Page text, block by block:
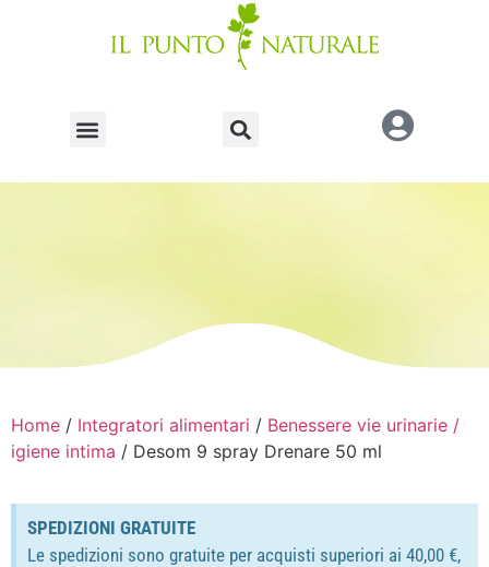
Home / Integratori alimentari / Benessere vie urinarie /
igiene intima / Desom 9 spray Drenare 50 ml
SPEDIZIONI GRATUITE
Le spedizioni sono gratuite per acquisti superiori ai 40,00 €,